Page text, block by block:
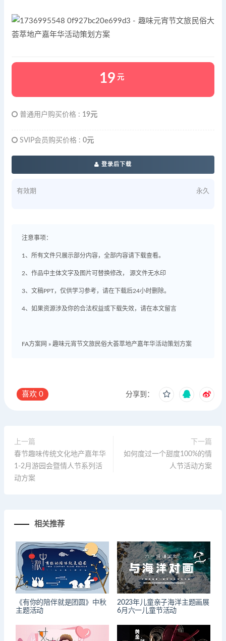
19 元
普通用户购买价格 : 19元
SVIP会员购买价格 : 0元
登录后下载
有效期 永久
注意事项：
1、所有文件只展示部分内容，全部内容请下载查看。
2、作品中主体文字及图片可替换修改， 源文件无水印
3、文稿PPT，仅供学习参考，请在下载后24小时删除。
4、如果资源涉及你的合法权益或下载失效，请在本文留言
FA方案网 » 趣味元宵节文旅民俗大荟萃地产嘉年华活动策划方案
喜欢 0 分享到：
上一篇
春节趣味传统文化地产嘉年华
1-2月游园会暨情人节系列活
动方案
下一篇
如何度过一个甜度100%的情
人节活动方案
相关推荐
《有你的陪伴就是团圆》中秋
主题活动
2023年儿童亲子海洋主题画展
6月六一儿童节活动